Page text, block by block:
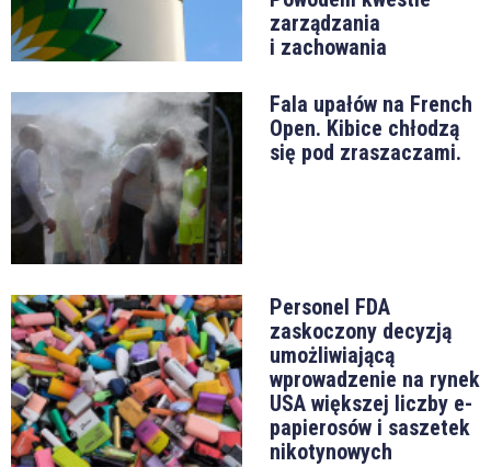
zarządzania
i zachowania
Fala upałów na French
Open. Kibice chłodzą
się pod zraszaczami.
Personel FDA
zaskoczony decyzją
umożliwiającą
wprowadzenie na rynek
USA większej liczby e-
papierosów i saszetek
nikotynowych